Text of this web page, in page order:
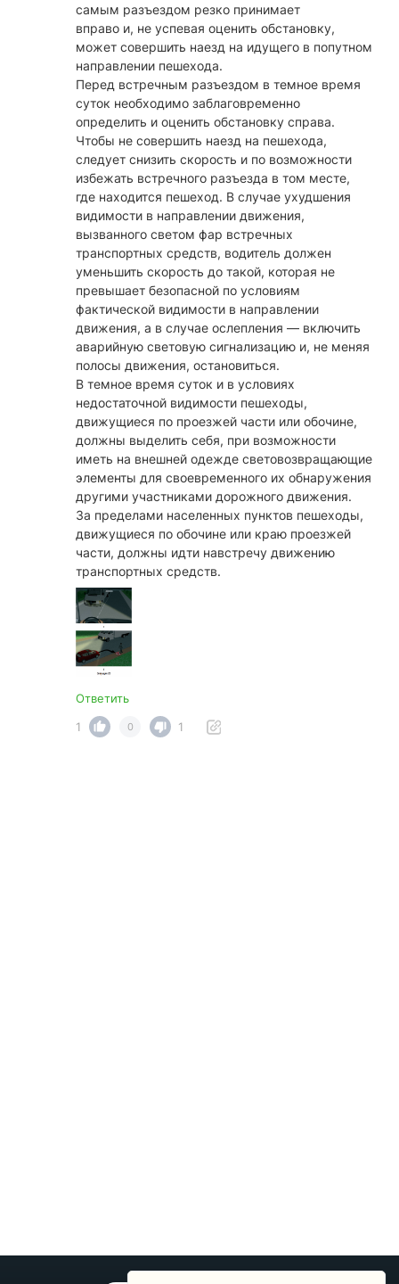
самым разъездом резко принимает
вправо и, не успевая оценить обстановку,
может совершить наезд на идущего в попутном
направлении пешехода.
Перед встречным разъездом в темное время
суток необходимо заблаговременно
определить и оценить обстановку справа.
Чтобы не совершить наезд на пешехода,
следует снизить скорость и по возможности
избежать встречного разъезда в том месте,
где находится пешеход. В случае ухудшения
видимости в направлении движения,
вызванного светом фар встречных
транспортных средств, водитель должен
уменьшить скорость до такой, которая не
превышает безопасной по условиям
фактической видимости в направлении
движения, а в случае ослепления — включить
аварийную световую сигнализацию и, не меняя
полосы движения, остановиться.
В темное время суток и в условиях
недостаточной видимости пешеходы,
движущиеся по проезжей части или обочине,
должны выделить себя, при возможности
иметь на внешней одежде световозвращающие
элементы для своевременного их обнаружения
другими участниками дорожного движения.
За пределами населенных пунктов пешеходы,
движущиеся по обочине или краю проезжей
части, должны идти навстречу движению
транспортных средств.
Ответить
1
0 1